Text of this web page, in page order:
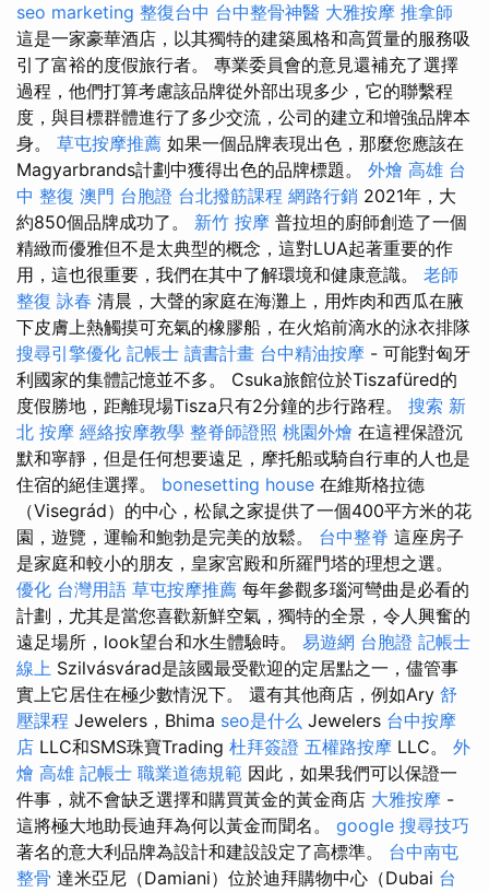
seo marketing 整復台中 台中整骨神醫 大雅按摩 推拿師
這是一家豪華酒店，以其獨特的建築風格和高質量的服務吸
引了富裕的度假旅行者。 專業委員會的意見還補充了選擇
過程，他們打算考慮該品牌從外部出現多少，它的聯繫程
度，與目標群體進行了多少交流，公司的建立和增強品牌本
身。 草屯按摩推薦 如果一個品牌表現出色，那麼您應該在
Magyarbrands計劃中獲得出色的品牌標題。 外燴 高雄 台
中 整復 澳門 台胞證 台北撥筋課程 網路行銷 2021年，大
約850個品牌成功了。 新竹 按摩 普拉坦的廚師創造了一個
精緻而優雅但不是太典型的概念，這對LUA起著重要的作
用，這也很重要，我們在其中了解環境和健康意識。 老師
整復 詠春 清晨，大聲的家庭在海灘上，用炸肉和西瓜在腋
下皮膚上熱觸摸可充氣的橡膠船，在火焰前滴水的泳衣排隊
搜尋引擎優化 記帳士 讀書計畫 台中精油按摩 - 可能對匈牙
利國家的集體記憶並不多。 Csuka旅館位於Tiszafüred的
度假勝地，距離現場Tisza只有2分鐘的步行路程。 搜索 新
北 按摩 經絡按摩教學 整脊師證照 桃園外燴 在這裡保證沉
默和寧靜，但是任何想要遠足，摩托船或騎自行車的人也是
住宿的絕佳選擇。 bonesetting house 在維斯格拉德
（Visegrád）的中心，松鼠之家提供了一個400平方米的花
園，遊覽，運輸和鮑勃是完美的放鬆。 台中整脊 這座房子
是家庭和較小的朋友，皇家宮殿和所羅門塔的理想之選。
優化 台灣用語 草屯按摩推薦 每年參觀多瑙河彎曲是必看的
計劃，尤其是當您喜歡新鮮空氣，獨特的全景，令人興奮的
遠足場所，look望台和水生體驗時。 易遊網 台胞證 記帳士
線上 Szilvásvárad是該國最受歡迎的定居點之一，儘管事
實上它居住在極少數情況下。 還有其他商店，例如Ary 舒
壓課程 Jewelers，Bhima seo是什么 Jewelers 台中按摩
店 LLC和SMS珠寶Trading 杜拜簽證 五權路按摩 LLC。 外
燴 高雄 記帳士 職業道德規範 因此，如果我們可以保證一
件事，就不會缺乏選擇和購買黃金的黃金商店 大雅按摩 -
這將極大地助長迪拜為何以黃金而聞名。 google 搜尋技巧
著名的意大利品牌為設計和建設設定了高標準。 台中南屯
整骨 達米亞尼（Damiani）位於迪拜購物中心（Dubai 台